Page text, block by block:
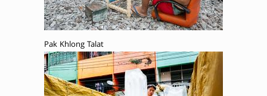
Pak Khlong Talat